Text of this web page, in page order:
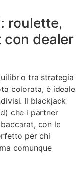
roulette,
con dealer
tra strategia
colorata, è ideale
Il blackjack
che i partner
con le
per chi
comunque